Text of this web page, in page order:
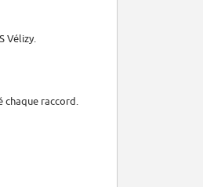
Vélizy.
raccord.